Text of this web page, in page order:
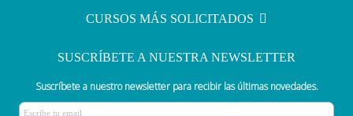
CURSOS MÁS SOLICITADOS
SUSCRÍBETE A NUESTRA NEWSLETTER
Suscríbete a nuestro newsletter para recibir las últimas novedades.